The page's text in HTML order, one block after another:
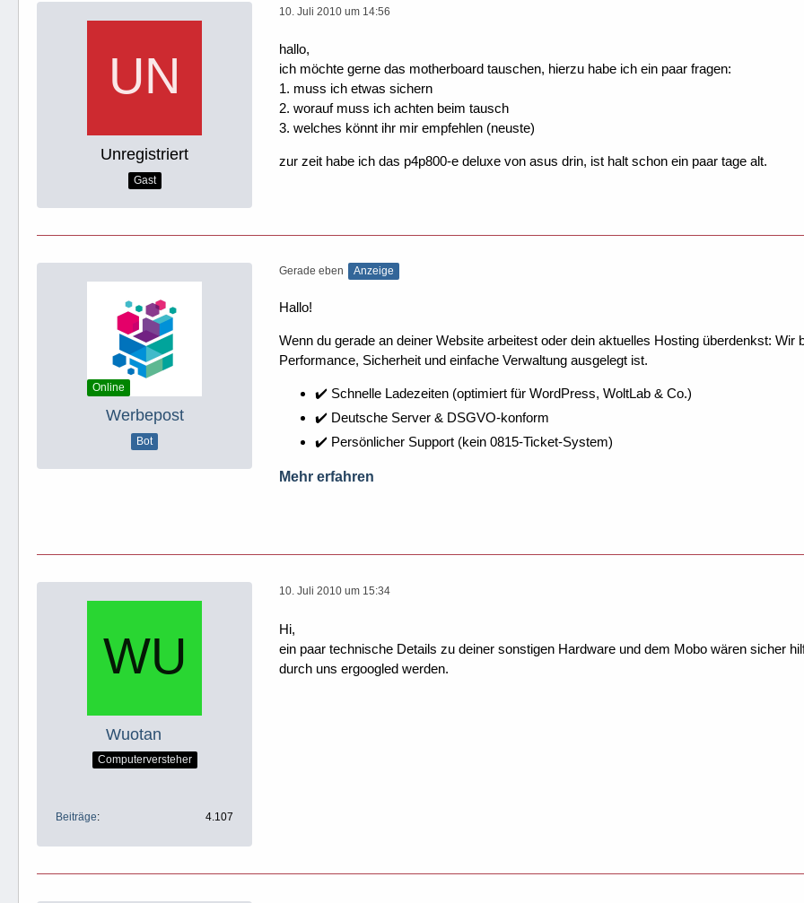
Unregistriert
Gast
10. Juli 2010 um 14:56
hallo,
ich möchte gerne das motherboard tauschen, hierzu habe ich ein paar fragen:
1. muss ich etwas sichern
2. worauf muss ich achten beim tausch
3. welches könnt ihr mir empfehlen (neuste)
zur zeit habe ich das p4p800-e deluxe von asus drin, ist halt schon ein paar tage alt.
Online
Werbepost
Bot
Gerade eben Anzeige
Hallo!
Wenn du gerade an deiner Website arbeitest oder dein aktuelles Hosting überdenkst:
Performance, Sicherheit und einfache Verwaltung ausgelegt ist.
✔️ Schnelle Ladezeiten (optimiert für WordPress, WoltLab & Co.)
✔️ Deutsche Server & DSGVO-konform
✔️ Persönlicher Support (kein 0815-Ticket-System)
Mehr erfahren
Wuotan
Computerversteher
Beiträge 4.107
10. Juli 2010 um 15:34
Hi,
ein paar technische Details zu deiner sonstigen Hardware und dem Mobo wären sicher
durch uns ergoogled werden.